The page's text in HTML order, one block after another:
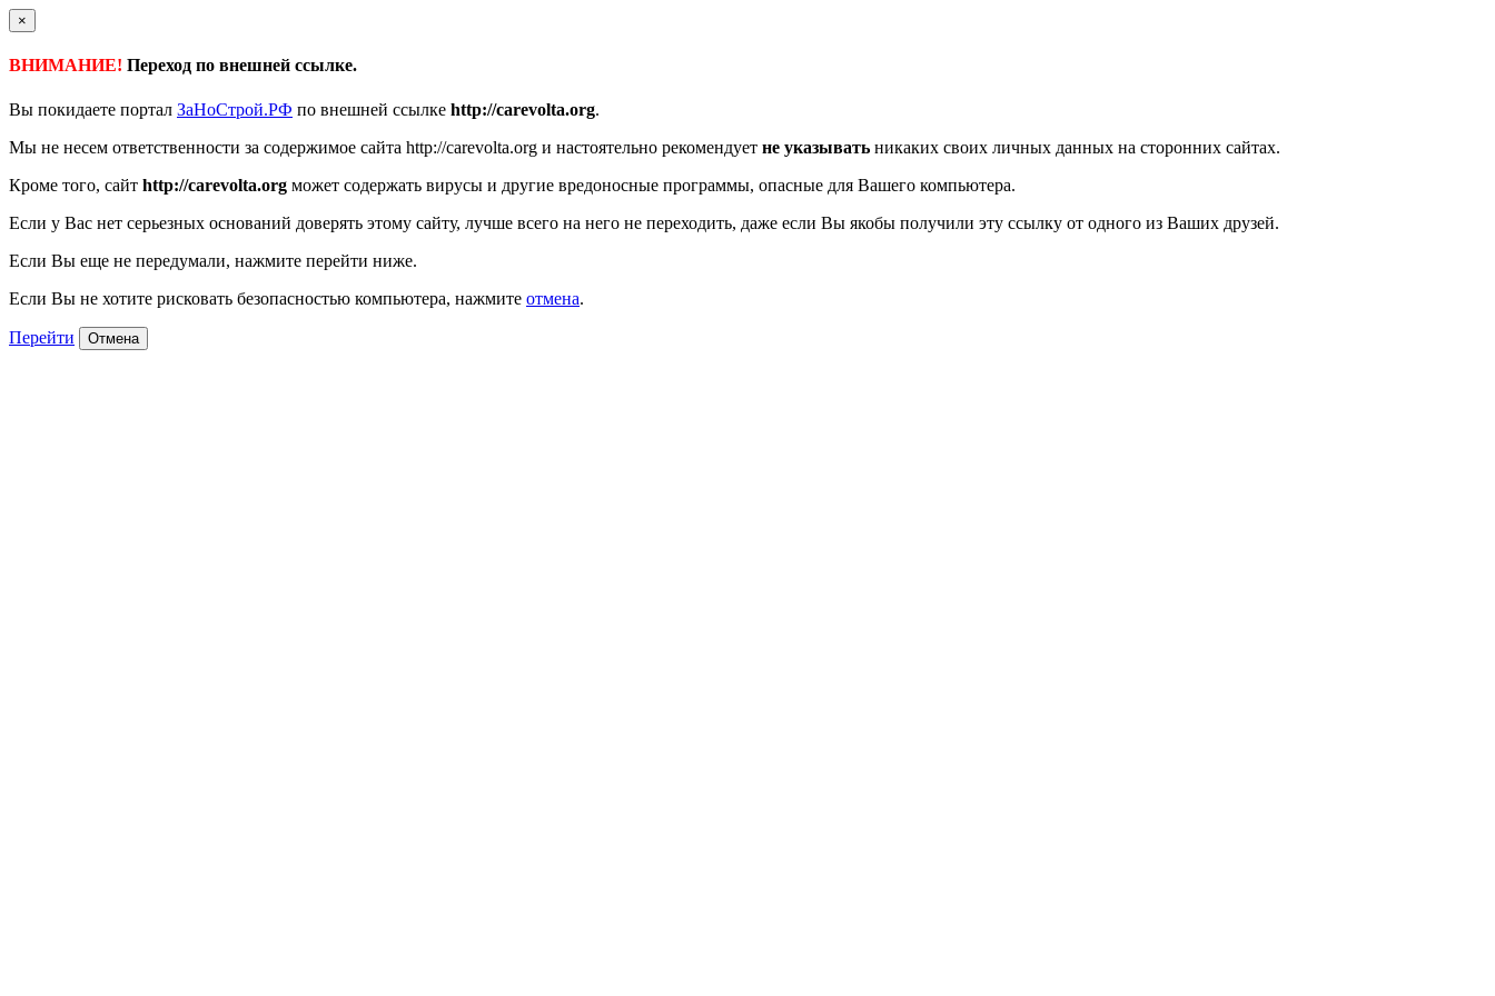
×
ВНИМАНИЕ! Переход по внешней ссылке.
Вы покидаете портал ЗаНоСтрой.РФ по внешней ссылке http://carevolta.org.
Мы не несем ответственности за содержимое сайта http://carevolta.org и настоятельно рекомендует не указывать никаких своих личных данных на сторонних сайтах.
Кроме того, сайт http://carevolta.org может содержать вирусы и другие вредоносные программы, опасные для Вашего компьютера.
Если у Вас нет серьезных оснований доверять этому сайту, лучше всего на него не переходить, даже если Вы якобы получили эту ссылку от одного из Ваших друзей.
Если Вы еще не передумали, нажмите перейти ниже.
Если Вы не хотите рисковать безопасностью компьютера, нажмите отмена.
Перейти Отмена